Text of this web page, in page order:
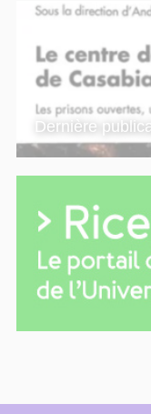
Dernière